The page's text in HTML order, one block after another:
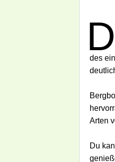
D
des
Arten
Du